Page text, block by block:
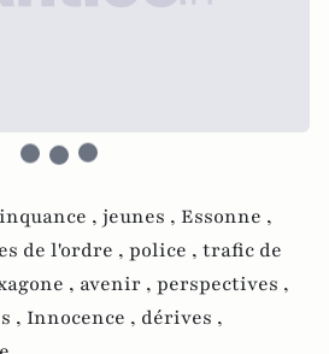
, jeunes , Essonne ,
de l'ordre , police , trafic de
, avenir , perspectives ,
, Innocence , dérives ,